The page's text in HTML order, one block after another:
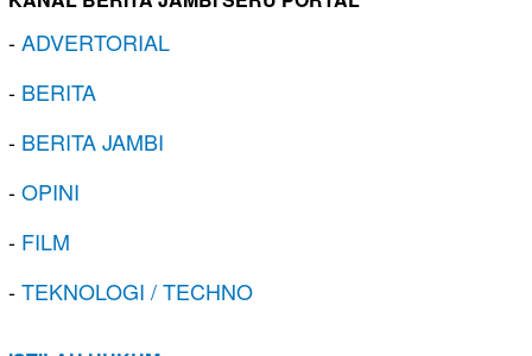
-ADVERTORIAL
- BERITA
- BERITA JAMBI
-OPINI
- FILM
-TEKNOLOGI / TECHNO